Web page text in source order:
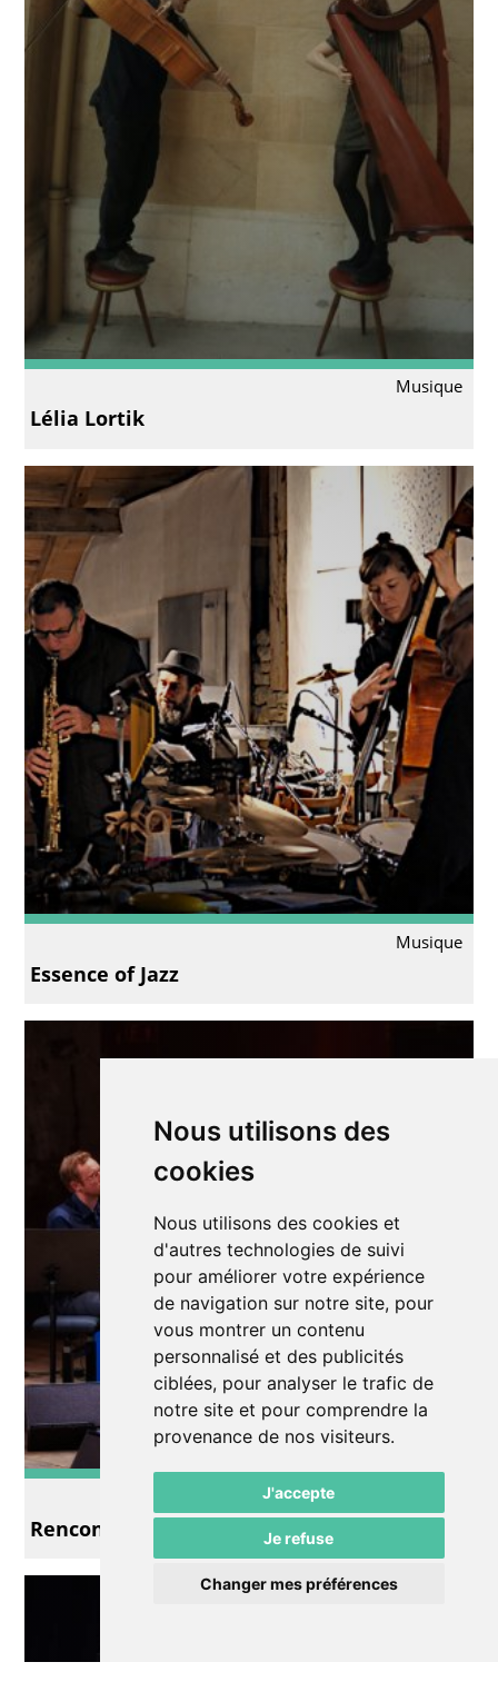
Nous utilisons des
cookies
Nous utilisons des cookies et
d'autres technologies de suivi
pour améliorer votre expérience
de navigation sur notre site, pour
vous montrer un contenu
personnalisé et des publicités
ciblées, pour analyser le trafic de
notre site et pour comprendre la
provenance de nos visiteurs.
J'accepte
Je refuse
Changer mes préférences
Musique
Lélia Lortik
Musique
Essence of Jazz
Rencontres Arrangées